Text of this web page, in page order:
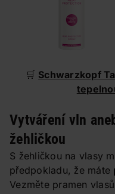
🛒 Schwarzkopf
Vytváření vln
žehličkou
S žehličkou na vlasy
předpokladu, že máte
Vezměte pramen